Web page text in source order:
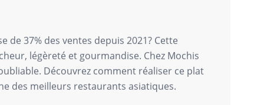
de 37% des ventes depuis 2021? Cette
légèreté et gourmandise. Chez Mochis
Découvrez comment réaliser ce plat
des meilleurs restaurants asiatiques.